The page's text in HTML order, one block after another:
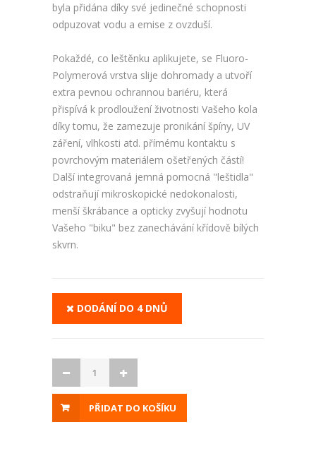
byla přidána díky své jedinečné schopnosti
odpuzovat vodu a emise z ovzduší.
Pokaždé, co leštěnku aplikujete, se Fluoro-
Polymerová vrstva slije dohromady a utvoří
extra pevnou ochrannou bariéru, která
přispívá k prodloužení životnosti Vašeho kola
díky tomu, že zamezuje pronikání špíny, UV
záření, vlhkosti atd. přímému kontaktu s
povrchovým materiálem ošetřených částí!
Další integrovaná jemná pomocná "leštidla"
odstraňují mikroskopické nedokonalosti,
menší škrábance a opticky zvyšují hodnotu
Vašeho "biku" bez zanechávání křídově bílých
skvrn.
DODÁNÍ DO 4 DNŮ
PŘIDAT DO KOŠÍKU